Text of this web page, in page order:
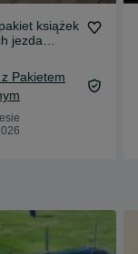
książek
jezda
z Pakietem